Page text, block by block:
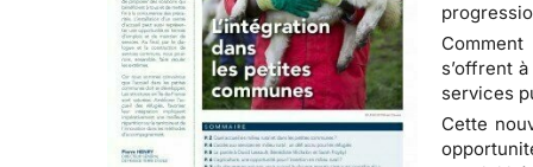
s’offrent
services
Cette